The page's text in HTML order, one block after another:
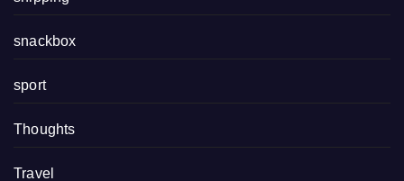
snackbox
sport
Thoughts
Travel